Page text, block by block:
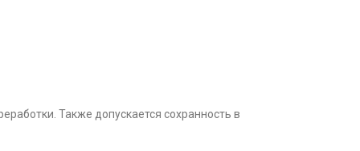
Также допускается сохранность в